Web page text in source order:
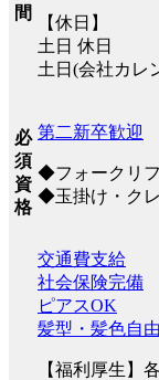
間
【休日】
土日 休日
土日(会社カ
必
須
資
格
第二新卒歓迎
◆フォークリフ
◆玉掛け・クレ
交通費支給
社会保険完備
ピアスOK
髪型・髪色自由
【福利厚生】